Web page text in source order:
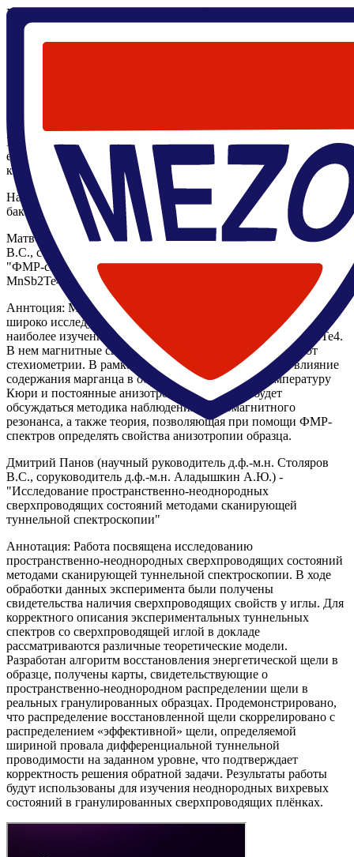
Главная
проблемы квантовой физики/ Муравьев М., Панов Д.
24 апреля 2025, 14:30,
В четверг 24 апреля в 14:30 в 226.5 ЛК состоится
еженедельный семинар ЦМН-"Современные проблемы
квантовой физики".
На семинаре будут заслушаны 2 доклада студентов 4го курса
бакалавриата МФТИ:
Матвей Муравьев (научный руководитель д.ф.-м.н. Столяров
В.С., соруководитель аспирант МФТИ Д.С. Калашников) -
"ФМР-спектроскопия магнитного топологического изолятора
MnSb2Te4"
Аннтоция: Магнитные топологические изоляторы (МТИ)
широко исследуется в настоящее время. Одним из первых и
наиболее изученных МТИ является семейство Mn(Bi,Sb)2Te4.
В нем магнитные свойства кристаллов сильно зависят от
стехиометрии. В рамках данной работы исследуется влияние
содержания марганца в образцах MnSb2Te4 на температуру
Кюри и постоянные анизотропии. В докладе будет
обсуждаться методика наблюдения ферромагнитного
резонанса, а также теория, позволяющая при помощи ФМР-
спектров определять свойства анизотропии образца.
Дмитрий Панов (научный руководитель д.ф.-м.н. Столяров
В.С., соруководитель д.ф.-м.н. Аладышкин А.Ю.) -
"Исследование пространственно-неоднородных
сверхпроводящих состояний методами сканирующей
туннельной спектроскопии"
Аннотация: Работа посвящена исследованию
пространственно-неоднородных сверхпроводящих состояний
методами сканирующей туннельной спектроскопии. В ходе
обработки данных эксперимента были получены
свидетельства наличия сверхпроводящих свойств у иглы. Для
корректного описания экспериментальных туннельных
спектров со сверхпроводящей иглой в докладе
рассматриваются различные теоретические модели.
Разработан алгоритм восстановления энергетической щели в
образце, получены карты, свидетельствующие о
пространственно-неоднородном распределении щели в
реальных гранулированных образцах. Продемонстрировано,
что распределение восстановленной щели скоррелировано с
распределением «эффективной» щели, определяемой
шириной провала дифференциальной туннельной
проводимости на заданном уровне, что подтверждает
корректность решения обратной задачи. Результаты работы
будут использованы для изучения неоднородных вихревых
состояний в гранулированных сверхпроводящих плёнках.